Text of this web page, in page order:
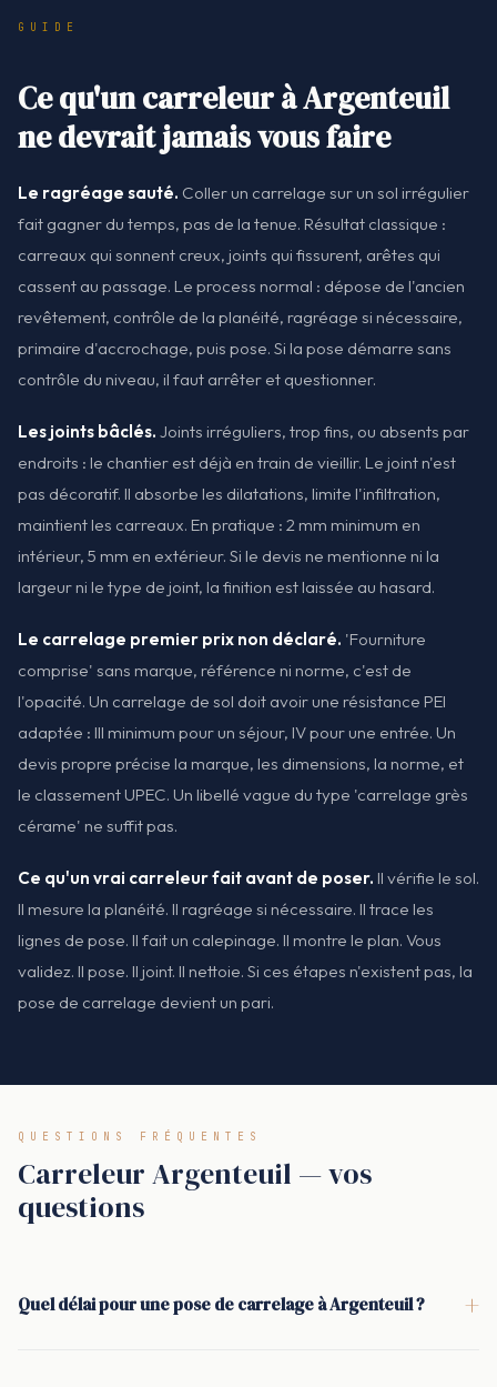
GUIDE
Ce qu'un carreleur à Argenteuil
ne devrait jamais vous faire
Le ragréage sauté. Coller un carrelage sur un sol irrégulier
fait gagner du temps, pas de la tenue. Résultat classique :
carreaux qui sonnent creux, joints qui fissurent, arêtes qui
cassent au passage. Le process normal : dépose de l'ancien
revêtement, contrôle de la planéité, ragréage si nécessaire,
primaire d'accrochage, puis pose. Si la pose démarre sans
contrôle du niveau, il faut arrêter et questionner.
Les joints bâclés. Joints irréguliers, trop fins, ou absents par
endroits : le chantier est déjà en train de vieillir. Le joint n'est
pas décoratif. Il absorbe les dilatations, limite l'infiltration,
maintient les carreaux. En pratique : 2 mm minimum en
intérieur, 5 mm en extérieur. Si le devis ne mentionne ni la
largeur ni le type de joint, la finition est laissée au hasard.
Le carrelage premier prix non déclaré. 'Fourniture
comprise' sans marque, référence ni norme, c'est de
l'opacité. Un carrelage de sol doit avoir une résistance PEI
adaptée : III minimum pour un séjour, IV pour une entrée. Un
devis propre précise la marque, les dimensions, la norme, et
le classement UPEC. Un libellé vague du type 'carrelage grès
cérame' ne suffit pas.
Ce qu'un vrai carreleur fait avant de poser. Il vérifie le sol.
Il mesure la planéité. Il ragréage si nécessaire. Il trace les
lignes de pose. Il fait un calepinage. Il montre le plan. Vous
validez. Il pose. Il joint. Il nettoie. Si ces étapes n'existent pas, la
pose de carrelage devient un pari.
QUESTIONS FRÉQUENTES
Carreleur Argenteuil — vos
questions
Quel délai pour une pose de carrelage à Argenteuil ? +